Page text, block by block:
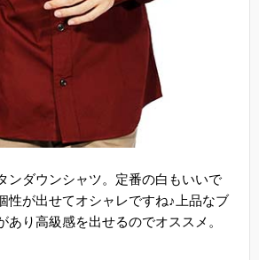
ンダウンシャツ。定番の白もいいで
性が出せてオシャレですね♪上品なブ
あり高級感を出せるのでオススメ。